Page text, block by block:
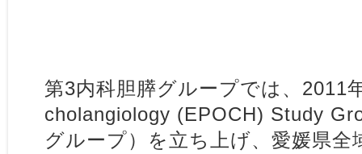
第3内科胆膵グループでは、2011
cholangiology (EPOCH) Study
グループ）を立ち上げ、愛媛県全